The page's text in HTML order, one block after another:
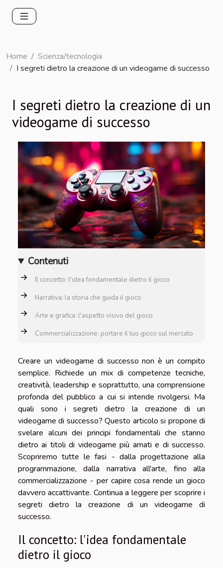
Home
Scienza/tecnologia
I segreti dietro la creazione di un videogame di successo
I segreti dietro la creazione di un
videogame di successo
Contenuti
Il concetto: l'idea fondamentale dietro il gioco
Narrativa: la storia che guida il gioco
Arte e grafica: l'aspetto visivo del gioco
Commercializzazione: portare il tuo gioco sul mercato
Creare un videogame di successo non è un compito
semplice. Richiede un mix di competenze tecniche,
creatività, leadership e soprattutto, una comprensione
profonda del pubblico a cui si intende rivolgersi. Ma
quali sono i segreti dietro la creazione di un
videogame di successo? Questo articolo si propone di
svelare alcuni dei principi fondamentali che stanno
dietro ai titoli di videogame più amati e di successo.
Scopriremo tutte le fasi - dalla progettazione alla
programmazione, dalla narrativa all'arte, fino alla
commercializzazione - per capire cosa rende un gioco
davvero accattivante. Continua a leggere per scoprire i
segreti dietro la creazione di un videogame di
successo.
Il concetto: l'idea fondamentale
dietro il gioco